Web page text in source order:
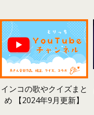
インコの歌やクイズまと
め 【2024年9月更新】